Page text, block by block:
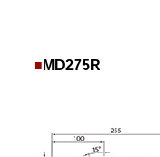
■ MD275R